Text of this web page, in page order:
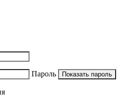
Пароль Показать пароль